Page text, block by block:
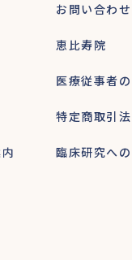
お問い合わせ
恵比寿院
医療従事者
特定商取引
臨床研究へ